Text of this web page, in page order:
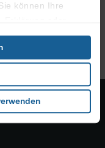
können Ihre
Erklärung oder
ändern oder
gerne:
Lage erfassen,
sein können
bestimmten